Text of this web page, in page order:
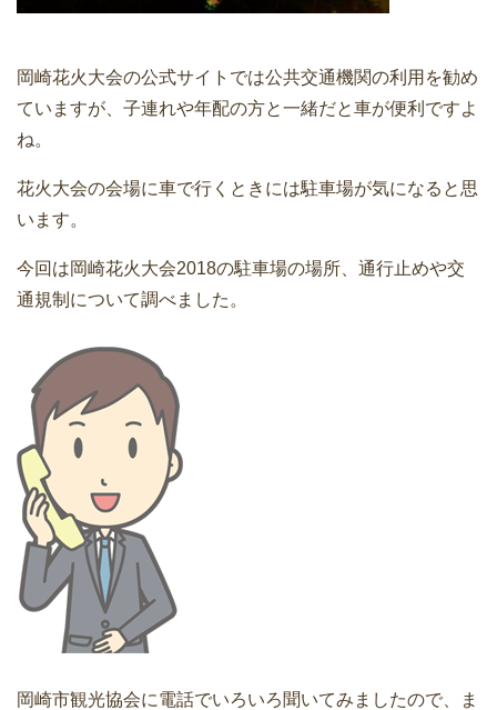
岡崎花火大会の公式サイトでは公共交通機関の利用を勧め
ていますが、子連れや年配の方と一緒だと車が便利ですよ
ね。
花火大会の会場に車で行くときには駐車場が気になると思
います。
今回は岡崎花火大会2018の駐車場の場所、通行止めや交
通規制について調べました。
岡崎市観光協会に電話でいろいろ聞いてみましたので、ま